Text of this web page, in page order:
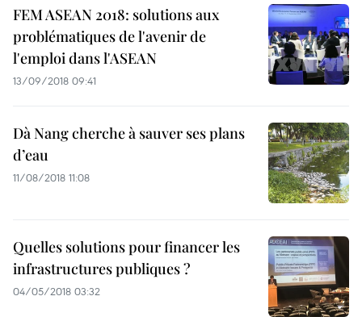
FEM ASEAN 2018: solutions aux
problématiques de l'avenir de
l'emploi dans l'ASEAN
13/09/2018 09:41
Dà Nang cherche à sauver ses plans
d’eau
11/08/2018 11:08
Quelles solutions pour financer les
infrastructures publiques ?
04/05/2018 03:32